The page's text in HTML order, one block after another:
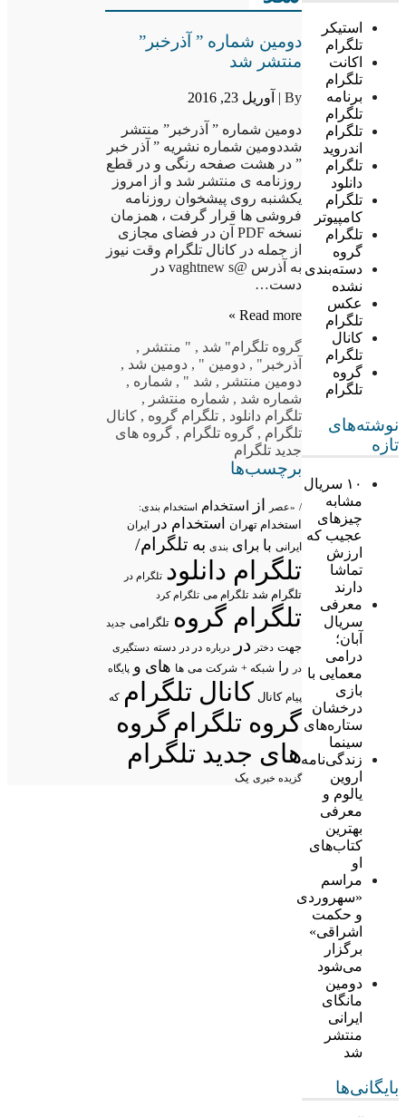
استیکر
تلگرام
اکانت
تلگرام
برنامه
تلگرام
تلگرام
اندروید
تلگرام
دانلود
تلگرام
کامپیوتر
تلگرام
گروه
دسته‌بندی
نشده
عکس
تلگرام
کانال
تلگرام
گروه
تلگرام
نوشته‌های
تازه
۱۰ سریال
مشابه
چیزهای
عجیب که
ارزش
تماشا
دارند
معرفی
سریال
آبان؛
درامی
معمایی با
بازی
درخشان
ستاره‌های
سینما
زندگی‌نامه
اروین
یالوم و
معرفی
بهترین
کتاب‌های
او
مراسم
«سهروردی
و حکمت
اشراقی»
برگزار
می‌شود
دومین
مانگای
ایرانی
منتشر
شد
بایگانی‌ها
دومین شماره ” آذرخبر”
منتشر شد
By | آوریل 23, 2016
دومین شماره ” آذرخبر” منتشر
شددومین شماره نشریه ” آذر خبر
” در هشت صفحه رنگی و در قطع
روزنامه ی منتشر شد و از امروز
یکشنبه روی پیشخوان روزنامه
فروشی ها قرار گرفت ، همزمان
نسخه PDF آن در فضای مجازی
از جمله در کانال تلگرام وقت نیوز
به آذرس @vaghtnew s در
دست…
Read more »
گروه تلگرام" شد , " منتشر ,
آذرخبر" , دومین " , دومین شد ,
دومین منتشر , شد " , شماره ,
شماره شد , شماره منتشر ,
تلگرام دانلود , تلگرام گروه , کانال
تلگرام , گروه تلگرام , گروه های
جدید تلگرام
برچسب‌ها
/ «عصر از استخدام استخدام بندی:
استخدام تهران استخدام در ایران
ایرانی با برای بندی به تلگرام/
تلگرام دانلود تلگرام در
تلگرام شد تلگرام می تلگرام کرد
تلگرام گروه تلگرامی جدید
جهت دختر در درباره در در دسته دستگیری
در
را شبکه + شرکت می ها های و پایگاه
پیام کانال کانال تلگرام که
گروه تلگرامگروه
های جدید تلگرام
گزیده خبری یک